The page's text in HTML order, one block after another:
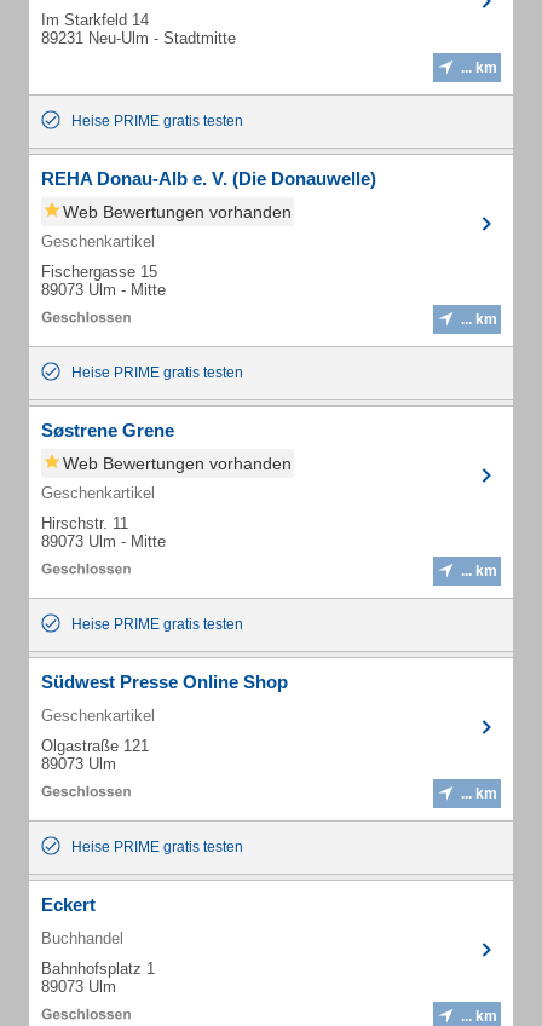
Im Starkfeld 14
89231 Neu-Ulm - Stadtmitte
... km
Heise PRIME gratis testen
REHA Donau-Alb e. V. (Die Donauwelle)
Web Bewertungen vorhanden
Geschenkartikel
Fischergasse 15
89073 Ulm - Mitte
... km
Heise PRIME gratis testen
Søstrene Grene
Web Bewertungen vorhanden
Geschenkartikel
Hirschstr. 11
89073 Ulm - Mitte
... km
Heise PRIME gratis testen
Südwest Presse Online Shop
Geschenkartikel
Olgastraße 121
89073 Ulm
... km
Heise PRIME gratis testen
Eckert
Buchhandel
Bahnhofsplatz 1
89073 Ulm
... km